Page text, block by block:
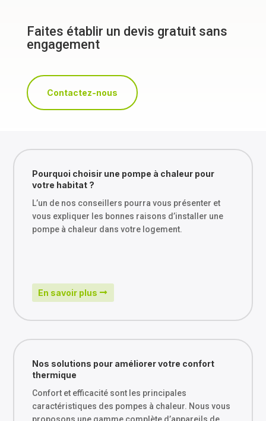
Faites établir un devis gratuit sans
engagement
Contactez-nous
Pourquoi choisir une pompe à chaleur pour
votre habitat ?
L’un de nos conseillers pourra vous présenter et
vous expliquer les bonnes raisons d’installer une
pompe à chaleur dans votre logement.
En savoir plus
Nos solutions pour améliorer votre confort
thermique
Confort et efficacité sont les principales
caractéristiques des pompes à chaleur. Nous vous